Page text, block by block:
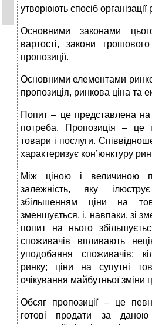
утворюють спосіб організації
Основними законами
вартості, закони
пропозиції.
Основними елементами
пропозиція, ринкова ціна та
Попит – це представлена
потреба. Пропозиція – це
товари і послуги.
характеризує кон’юнктуру
Між ціною і величиною
залежність, яку
збільшенням ціни на
зменшується, і, навпаки, зі
попит на нього
споживачів впливають
уподобання споживачів;
ринку; ціни на супутні
очікування майбутньої зміни
Обсяг пропозиції – це
готові продати за